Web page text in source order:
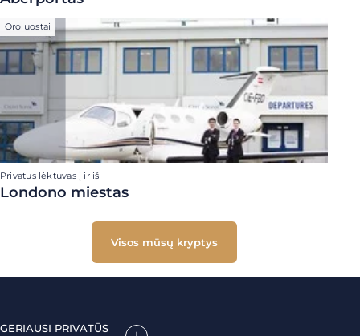
Oro uostai
Privatus lėktuvas į ir iš
Londono miestas
Visos mūsų kryptys
GERIAUSI PRIVATŪS